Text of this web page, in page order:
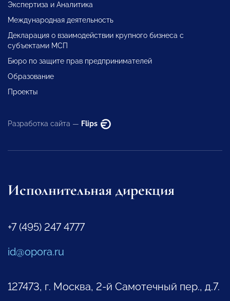
Экспертиза и Аналитика
Международная деятельность
Декларация о взаимодействии крупного бизнеса с
субъектами МСП
Бюро по защите прав предпринимателей
Образование
Проекты
Разработка сайта — Flips
Исполнительная дирекция
+7 (495) 247 4777
id@opora.ru
127473, г. Москва, 2-й Самотечный пер., д.7.